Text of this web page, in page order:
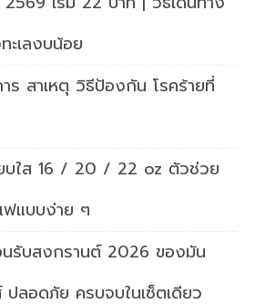
ะเลงบน้อย
ร สาเหตุ วิธีป้องกัน โรคร้ายที่
ยบใส 16 / 20 / 22 oz ตัวช่วย
ฟแบบง่าย ๆ
นรับสงกรานต์ 2026 ของมัน
ปลอดภัย ครบจบในเซ็ตเดียว